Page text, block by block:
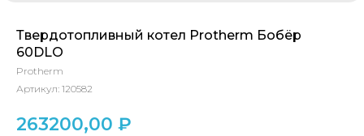
Твердотопливный котел Protherm Бобёр
60DLO
Protherm
Артикул: 120582
263200,00 ₽